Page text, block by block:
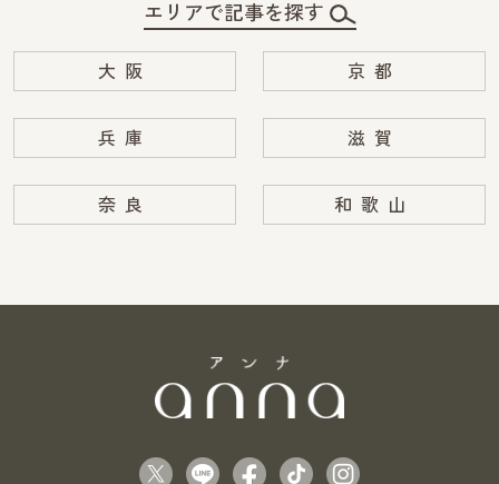
エリアで記事を探す
大阪 京都
兵庫 滋賀
奈良 和歌山